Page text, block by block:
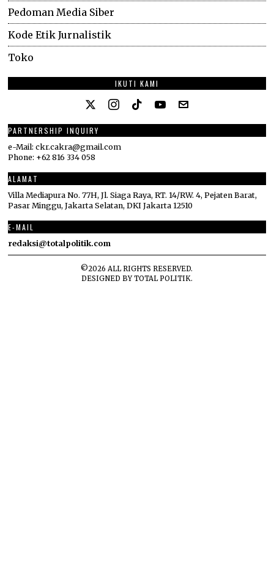
Pedoman Media Siber
Kode Etik Jurnalistik
Toko
IKUTI KAMI
PARTNERSHIP INQUIRY
e-Mail: ckr.cakra@gmail.com
Phone: +62 816 334 058
ALAMAT
Villa Mediapura No. 77H, Jl. Siaga Raya, RT. 14/RW. 4, Pejaten Barat,
Pasar Minggu, Jakarta Selatan, DKI Jakarta 12510
E-MAIL
redaksi@totalpolitik.com
©2026 ALL RIGHTS RESERVED.
DESIGNED BYTOTAL POLITIK.